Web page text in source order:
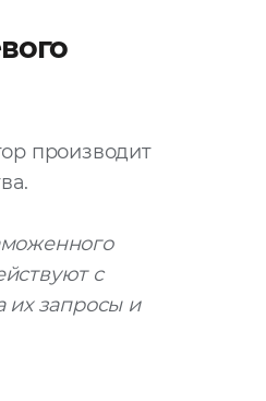
производит
с
их запросы и